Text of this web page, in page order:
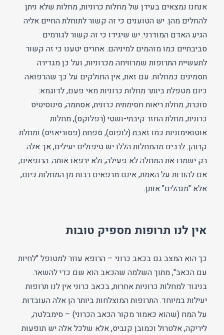
אנחנו נמצאים בעידן של מחלות כרוניות, מחלות שלא ניתן
להחלים מהן. יש הטוענים כי זה קשור לתוחלת החיים אליה
הגיע האדם המודרני. יש שיגידו כי זה קשור לגורמים
סביבתיים כמו מזהמים למיניהם. אחרים יטענו כי זה קשור
לתעשיית התרופות שמרוויחה מכרוניות, ועל כן מגדירה
תסמינים כמחלות. עם זאת, אין החולקים על כך שהרפואה
כיום מטפלת ביותר מחלות כרוניות מאי פעם, לדוגמא:
סוכרת, מחלת ריאות חסימתית כרונית, אסתמה, סינוסיטיס
כרונית, מחלת החזר קיבתי-ושטי (רפלוקס), מחלות
אוטואימוניות כמו זאבת (לופוס), ספחת (פסוריאזיס) ומחלת
קרוהן. לרבים מהמחלות הללו יש טיפולים יעילים, אך אלה
רק ישמרו את המחלה לא פעילה, ולא ירפאו אותה. הרופאים,
אם להודות על האמת, אינם מרפאים רבות מן המחלות כיום,
אלא "מנהלים" אותן.
אין לנו תרופות מספיק טובות
כך הוא המצב גם בכאב כרוני – הרופא עוזר למטופל "לחיות
עם הכאב", מתוך השלמה שהכאב הוא שם כדי להשאר.
בניגוד למחלות כרוניות אחרות, בכאב כרוני אין לנו תרופות
יעילות במיוחד. התרופות המוצלחות ביותר הן אלה העובדות
על המח (שהוא כאמור מקור הכאב הכרוני) – סימבלטה,
ליריקה, אלטרול וכמובן קנביס, אלא שלכל אלה יש תופעות